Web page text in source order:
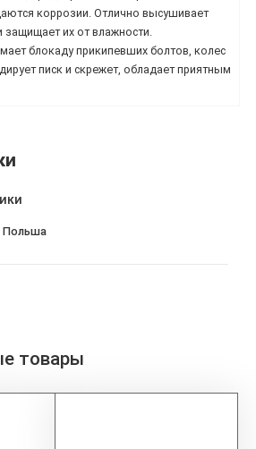
коррозии. Отлично высушивает
их от влажности.
блокаду прикипевших болтов, колес
писк и скрежет, обладает приятным
Польша
товары